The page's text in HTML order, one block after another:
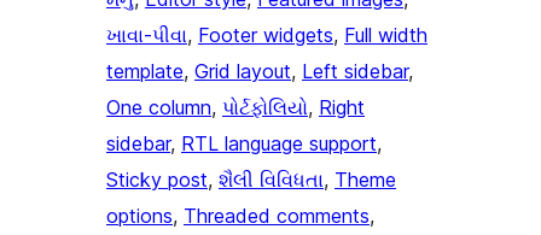
ખાવા-પીવા, Footer widgets, Full width
template, Grid layout, Left sidebar
One column, પોર્ટફોલિયો, Right
sidebar, RTL language support
Sticky post, શૈલી વિવિધતા, Theme
options, Threaded comments